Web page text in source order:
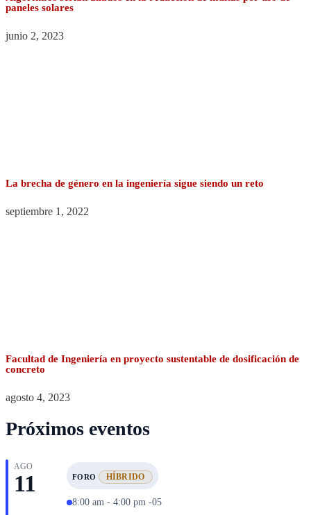
paneles solares
junio 2, 2023
La brecha de género en la ingeniería sigue siendo un reto
septiembre 1, 2022
Facultad de Ingeniería en proyecto sustentable de dosificación de
concreto
agosto 4, 2023
Próximos eventos
AGO
11 FORO HÍBRIDO
8:00 am - 4:00 pm -05